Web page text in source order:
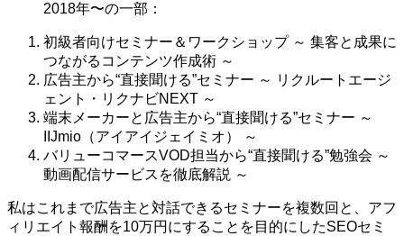
2018年〜の一部：
初級者向けセミナー＆ワークショップ ～ 集客と成果に
つながるコンテンツ作成術 ～
広告主から“直接聞ける”セミナー ～ リクルートエージ
ェント・リクナビNEXT ～
端末メーカーと広告主から“直接聞ける”セミナー ～
IIJmio（アイアイジェイミオ） ～
バリューコマースVOD担当から“直接聞ける”勉強会 ～
動画配信サービスを徹底解説 ～
私はこれまで広告主と対話できるセミナーを複数回と、アフ
ィリエイト報酬を10万円にすることを目的にしたSEOセミ